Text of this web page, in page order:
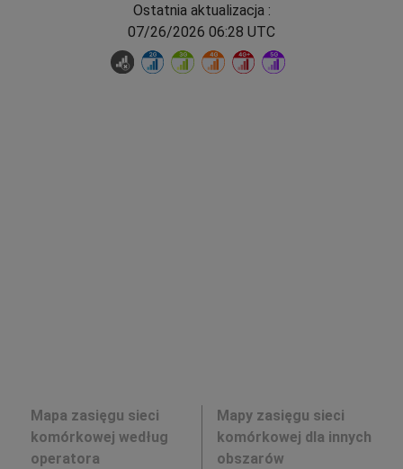
Ostatnia aktualizacja :
07/26/2026 06:28 UTC
Mapa zasięgu sieci
komórkowej według
operatora
Mapy zasięgu sieci
komórkowej dla innych
obszarów